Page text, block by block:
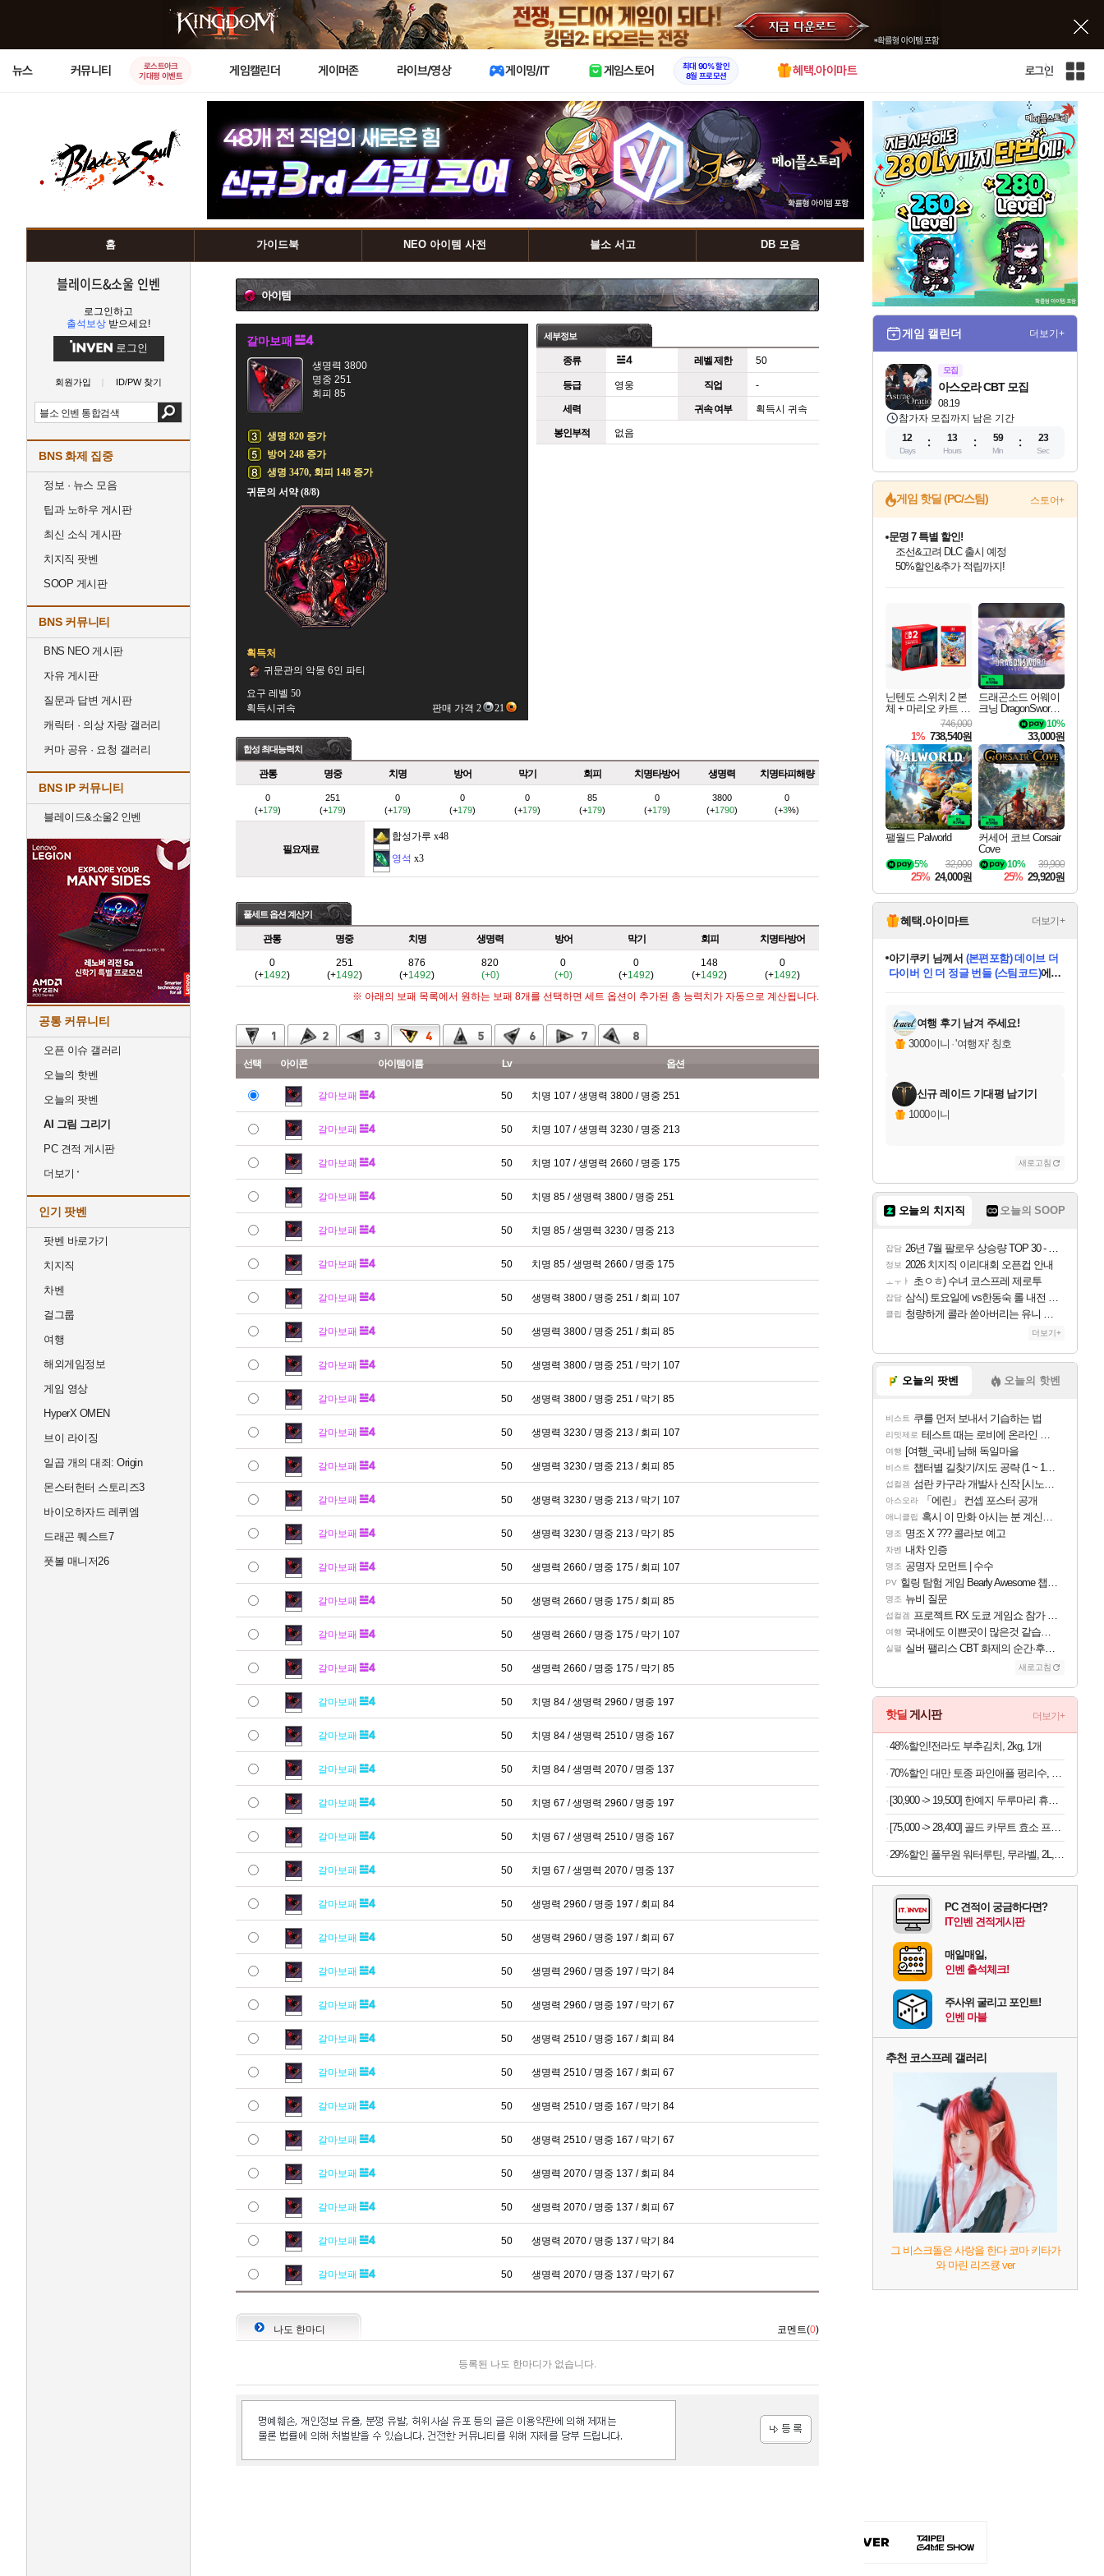
X
뉴스 커뮤니티
로스트아크
기대평 이벤트
게임캘린더 게이머존 라이브/영상 게이밍/IT 게임스토어
최대 90% 할인
8월 프로모션
혜택.아이마트 로그인
인
전
체
사
이
홈 가이드북 NEO 아이템 사전 블소 서고 DB 모음
블레이드&소울 인벤
로그인하고
출석보상 받으세요!
로그인
회원가입 ID/PW 찾기
BNS 화제 집중
정보 · 뉴스 모음
팁과 노하우 게시판
최신 소식 게시판
치지직 팟벤
SOOP 게시판
BNS 커뮤니티
BNS NEO 게시판
자유 게시판
질문과 답변 게시판
캐릭터 · 의상 자랑 갤러리
커마 공유 · 요청 갤러리
BNS IP 커뮤니티
블레이드&소울2 인벤
공통 커뮤니티
오픈 이슈 갤러리
오늘의 핫벤
오늘의 팟벤
AI 그림 그리기
PC 견적 게시판
더보기
인기 팟벤
팟벤 바로가기
치지직
차벤
걸그룹
여행
해외게임정보
게임 영상
HyperX OMEN
브이 라이징
일곱 개의 대죄: Origin
몬스터헌터 스토리즈3
바이오하자드 레퀴엠
드래곤 퀘스트7
풋볼 매니저26
아이템
갈마보패
생명력 3800
명중 251
회피 85
생명 820 증가
방어 248 증가
생명 3470, 회피 148 증가
귀문의 서약 (8/8)
획득처
귀문관의 악몽 6인 파티
요구 레벨 50
획득시귀속
판매 가격 2 21
세부정보
종류 레벨 제한 50
등급 영웅 직업 -
세력 귀속 여부 획득시 귀속
봉인부적 없음
합성 최대능력치
관통 명중 치명 방어 막기 회피 치명타방어 생명력 치명타피해량
0
(+179)
251
(+179)
0
(+179)
0
(+179)
0
(+179)
85
(+179)
0
(+179)
3800
(+1790)
0
(+3%)
필요재료
합성가루 x48
영석 x3
풀세트 옵션 계산기
관통 명중 치명 생명력 방어 막기 회피 치명타방어
0
(+1492)
251
(+1492)
876
(+1492)
820
(+0)
0
(+0)
0
(+1492)
148
(+1492)
0
(+1492)
※ 아래의 보패 목록에서 원하는 보패 8개를 선택하면 세트 옵션이 추가된 총 능력치가 자동으로 계산됩니다.
선택 아이콘 아이템이름 Lv 옵션
갈마보패 50 치명 107 / 생명력 3800 / 명중 251
갈마보패 50 치명 107 / 생명력 3230 / 명중 213
갈마보패 50 치명 107 / 생명력 2660 / 명중 175
갈마보패 50 치명 85 / 생명력 3800 / 명중 251
갈마보패 50 치명 85 / 생명력 3230 / 명중 213
갈마보패 50 치명 85 / 생명력 2660 / 명중 175
갈마보패 50 생명력 3800 / 명중 251 / 회피 107
갈마보패 50 생명력 3800 / 명중 251 / 회피 85
갈마보패 50 생명력 3800 / 명중 251 / 막기 107
갈마보패 50 생명력 3800 / 명중 251 / 막기 85
갈마보패 50 생명력 3230 / 명중 213 / 회피 107
갈마보패 50 생명력 3230 / 명중 213 / 회피 85
갈마보패 50 생명력 3230 / 명중 213 / 막기 107
갈마보패 50 생명력 3230 / 명중 213 / 막기 85
갈마보패 50 생명력 2660 / 명중 175 / 회피 107
갈마보패 50 생명력 2660 / 명중 175 / 회피 85
갈마보패 50 생명력 2660 / 명중 175 / 막기 107
갈마보패 50 생명력 2660 / 명중 175 / 막기 85
갈마보패 50 치명 84 / 생명력 2960 / 명중 197
갈마보패 50 치명 84 / 생명력 2510 / 명중 167
갈마보패 50 치명 84 / 생명력 2070 / 명중 137
갈마보패 50 치명 67 / 생명력 2960 / 명중 197
갈마보패 50 치명 67 / 생명력 2510 / 명중 167
갈마보패 50 치명 67 / 생명력 2070 / 명중 137
갈마보패 50 생명력 2960 / 명중 197 / 회피 84
갈마보패 50 생명력 2960 / 명중 197 / 회피 67
갈마보패 50 생명력 2960 / 명중 197 / 막기 84
갈마보패 50 생명력 2960 / 명중 197 / 막기 67
갈마보패 50 생명력 2510 / 명중 167 / 회피 84
갈마보패 50 생명력 2510 / 명중 167 / 회피 67
갈마보패 50 생명력 2510 / 명중 167 / 막기 84
갈마보패 50 생명력 2510 / 명중 167 / 막기 67
갈마보패 50 생명력 2070 / 명중 137 / 회피 84
갈마보패 50 생명력 2070 / 명중 137 / 회피 67
갈마보패 50 생명력 2070 / 명중 137 / 막기 84
갈마보패 50 생명력 2070 / 명중 137 / 막기 67
나도 한마디 코멘트(0)
등록된 나도 한마디가 없습니다.
게임 캘린더 더보기+
모집
08.19
아스오라 CBT 모집
참가자 모집까지 남은 기간
12
Days
13
Hours
59
Min
22
Sec
게임 핫딜 (PC/스팀) 스토어+
최대 90% 할인가를 만나보세요!
네이버혜택과 함께 만나보세요!
문명 7 특별 할인!
조선&고려 DLC 출시 예정
50%할인&추가 적립까지!
이니&베니 혜택까지!
네이버 혜택가와 함께 예약하세요!
할인&네이버혜택으로 만나보세요!
네이버페이 혜택과 만나보세요!
40주년 프로모션으로 만나보세요!
네이버 포인트 혜택까지!
할인가에 만나보세요!
일부 에디션 상시 할인!
혜택으로 예약 판매 중
편안하게 충전하세요
닌텐도 스위치 2 본
체 + 마리오 카트 월
746,000
1% 738,540원
드래곤소드 어웨이
크닝 DragonSword A
10%
33,000원
팰월드 Palworld
32,000
5%
25% 24,000원
커세어 코브 Corsair
Cove
39,900
10%
25% 29,920원
혜택.아이마트 더보기+
당첨되셨습니다.
아기쿠키 님께서 (본편포함) 데이브 더
다이버 인 더 정글 번들 (스팀코드)에
당첨되셨습니다.
당첨되셨습니다.
에디션 (스팀코드) 를 교환.
당첨되셨습니다.
당첨되셨습니다.
당첨되셨습니다.
당첨되셨습니다.
여행 후기 남겨 주세요!
3000이니 ·'여행자' 칭호
신규 레이드 기대평 남기기
1000이니
새로고침
오늘의 치지직 오늘의 SOOP
잡담 26년 7월 팔로우 상승량 TOP 30 - 월간 치지직
정보 2026 치지직 이리대회 오픈컵 안내
ㅗㅜㅑ 초ㅇㅎ) 수녀 코스프레 제로투
잡담 삼식) 토요일에 vs한동숙 롤 내전 예정
클립 청량하게 콜라 쏟아버리는 유니 ㅋㅋㅋ
더보기+
오늘의 팟벤 오늘의 핫벤
비스트 쿠를 먼저 보내서 기습하는 법
리밋제로 테스트 때는 로비에 온라인 기능이 있는데
여행 [여행_국내] 남해 독일마을
비스트 챕터별 길찾기/지도 공략 (1 ~ 12장)
섭컬겜 섬란 카구라 개발사 신작 [시노비 넥서스] 연내 출시 예정
아스오라 「에린」 컨셉 포스터 공개
애니클립 혹시 이 만화 아시는 분 계신가요
명조 명조 X ??? 콜라보 예고
차벤 내차 인증
명조 공명자 모먼트 | 수수
PV 힐링 탐험 게임 Bearly Awesome 챕터 1 트레일러
명조 뉴비 질문
섭컬겜 프로젝트 RX 도쿄 게임쇼 참가 결정
여행 국내에도 이쁜곳이 많은것 같습니다
실팰 실버 팰리스 CBT 화제의 순간·후기 모음
새로고침
핫딜 게시판 더보기+
48%할인!전라도 부추김치, 2kg, 1개
70%할인 대만 토종 파인애플 펑리수, 180g, 2박스
[30,900 -> 19,500] 한예지 두루마리 휴지 30롤 x 2팩
[75,000 -> 28,400] 골드 카무트 효소 프리미엄 30포 x 3박스
29%할인 풀무원 워터루틴, 무라벨, 2L, 12개
PC 견적이 궁금하다면?
IT인벤 견적게시판
매일매일,
인벤 출석체크!
주사위 굴리고 포인트!
인벤 마블
추천 코스프레 갤러리
그 비스크돌은 사랑을 한다 코마 키타가
와 마린 리즈큥 ver